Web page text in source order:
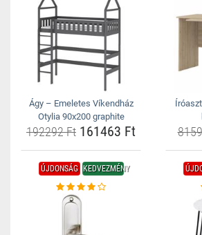
Ágy – Emeletes Víkendház
Otylia 90x200 graphite
192292 Ft 161463 Ft
ÚJDONSÁG KEDVEZMÉNY